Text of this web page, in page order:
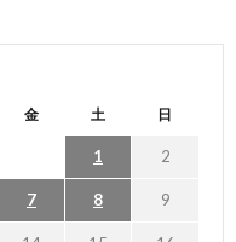
金 土 日
1 2
7 8 9